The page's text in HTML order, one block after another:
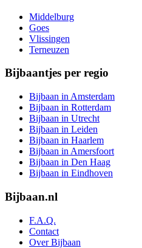
Middelburg
Goes
Vlissingen
Terneuzen
Bijbaantjes per regio
Bijbaan in Amsterdam
Bijbaan in Rotterdam
Bijbaan in Utrecht
Bijbaan in Leiden
Bijbaan in Haarlem
Bijbaan in Amersfoort
Bijbaan in Den Haag
Bijbaan in Eindhoven
Bijbaan.nl
F.A.Q.
Contact
Over Bijbaan